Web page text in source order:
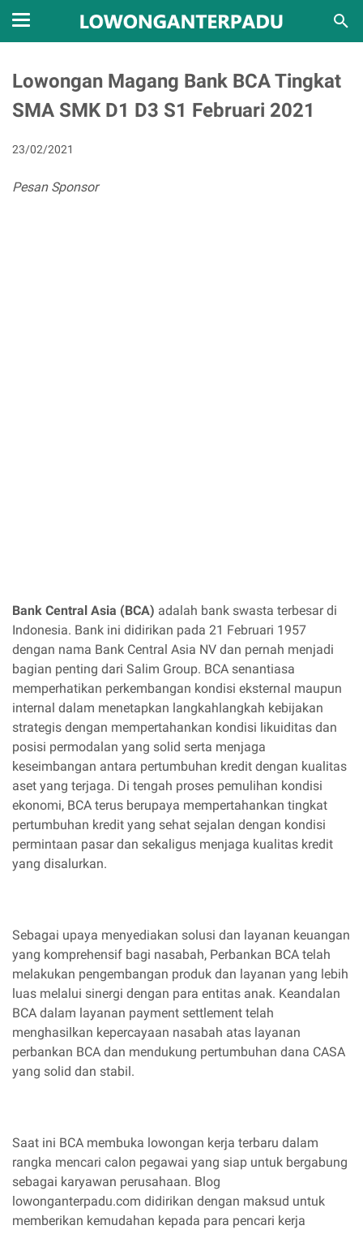
Lowongan Magang Bank BCA Tingkat
SMA SMK D1 D3 S1 Februari 2021
23/02/2021
Pesan Sponsor
Bank Central Asia (BCA) adalah bank swasta terbesar di
Indonesia. Bank ini didirikan pada 21 Februari 1957
dengan nama Bank Central Asia NV dan pernah menjadi
bagian penting dari Salim Group. BCA senantiasa
memperhatikan perkembangan kondisi eksternal maupun
internal dalam menetapkan langkahlangkah kebijakan
strategis dengan mempertahankan kondisi likuiditas dan
posisi permodalan yang solid serta menjaga
keseimbangan antara pertumbuhan kredit dengan kualitas
aset yang terjaga. Di tengah proses pemulihan kondisi
ekonomi, BCA terus berupaya mempertahankan tingkat
pertumbuhan kredit yang sehat sejalan dengan kondisi
permintaan pasar dan sekaligus menjaga kualitas kredit
yang disalurkan.
Sebagai upaya menyediakan solusi dan layanan keuangan
yang komprehensif bagi nasabah, Perbankan BCA telah
melakukan pengembangan produk dan layanan yang lebih
luas melalui sinergi dengan para entitas anak. Keandalan
BCA dalam layanan payment settlement telah
menghasilkan kepercayaan nasabah atas layanan
perbankan BCA dan mendukung pertumbuhan dana CASA
yang solid dan stabil.
Saat ini BCA membuka lowongan kerja terbaru dalam
rangka mencari calon pegawai yang siap untuk bergabung
sebagai karyawan perusahaan. Blog
lowonganterpadu.com didirikan dengan maksud untuk
memberikan kemudahan kepada para pencari kerja